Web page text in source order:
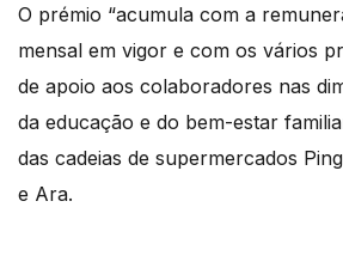
O prémio “acumula com a
mensal em vigor e com os vários
de apoio aos colaboradores nas
da educação e do bem-estar
das cadeias de supermercados
e Ara.